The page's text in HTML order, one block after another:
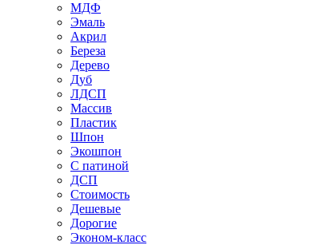
МДФ
Эмаль
Акрил
Береза
Дерево
Дуб
ЛДСП
Массив
Пластик
Шпон
Экошпон
С патиной
ДСП
Стоимость
Дешевые
Дорогие
Эконом-класс